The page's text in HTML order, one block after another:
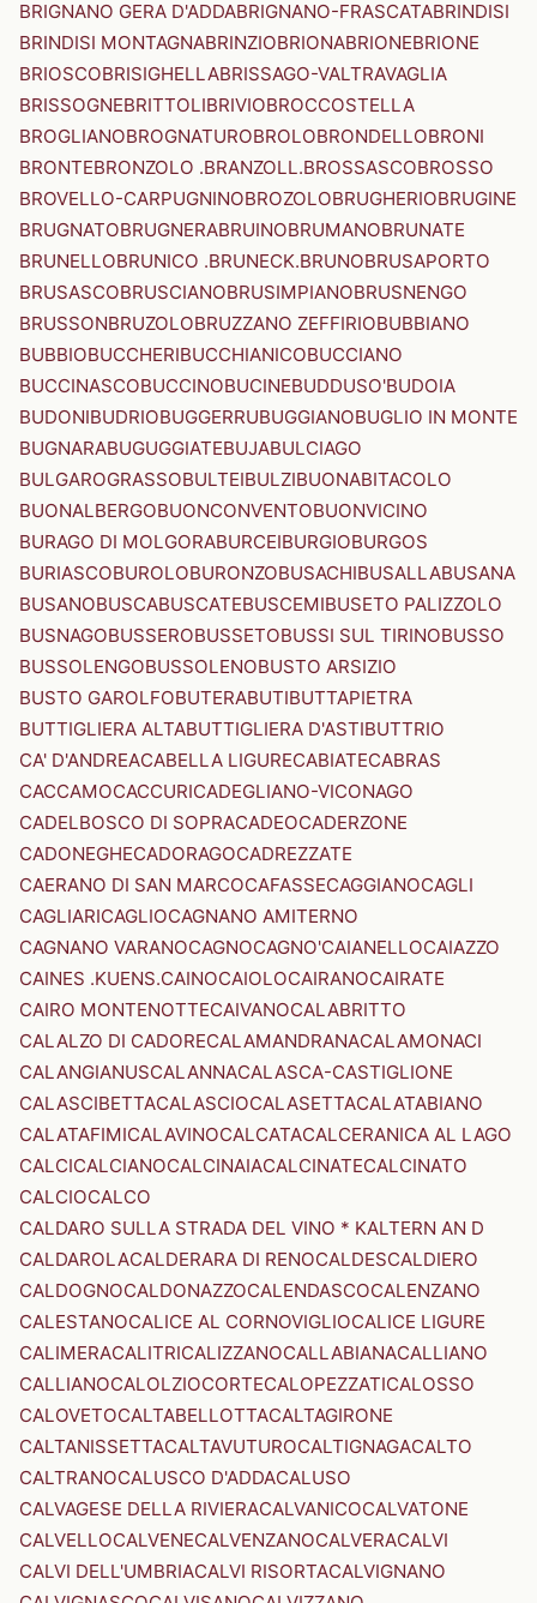
BRIGNANO GERA D'ADDABRIGNANO-FRASCATABRINDISI
BRINDISI MONTAGNABRINZIOBRIONABRIONEBRIONE
BRIOSCOBRISIGHELLABRISSAGO-VALTRAVAGLIA
BRISSOGNEBRITTOLIBRIVIOBROCCOSTELLA
BROGLIANOBROGNATUROBROLOBRONDELLOBRONI
BRONTEBRONZOLO .BRANZOLL.BROSSASCOBROSSO
BROVELLO-CARPUGNINOBROZOLOBRUGHERIOBRUGINE
BRUGNATOBRUGNERABRUINOBRUMANOBRUNATE
BRUNELLOBRUNICO .BRUNECK.BRUNOBRUSAPORTO
BRUSASCOBRUSCIANOBRUSIMPIANOBRUSNENGO
BRUSSONBRUZOLOBRUZZANO ZEFFIRIOBUBBIANO
BUBBIOBUCCHERIBUCCHIANICOBUCCIANO
BUCCINASCOBUCCINOBUCINEBUDDUSO'BUDOIA
BUDONIBUDRIOBUGGERRUBUGGIANOBUGLIO IN MONTE
BUGNARABUGUGGIATEBUJABULCIAGO
BULGAROGRASSOBULTEIBULZIBUONABITACOLO
BUONALBERGOBUONCONVENTOBUONVICINO
BURAGO DI MOLGORABURCEIBURGIOBURGOS
BURIASCOBUROLOBURONZOBUSACHIBUSALLABUSANA
BUSANOBUSCABUSCATEBUSCEMIBUSETO PALIZZOLO
BUSNAGOBUSSEROBUSSETOBUSSI SUL TIRINOBUSSO
BUSSOLENGOBUSSOLENOBUSTO ARSIZIO
BUSTO GAROLFOBUTERABUTIBUTTAPIETRA
BUTTIGLIERA ALTABUTTIGLIERA D'ASTIBUTTRIO
CA' D'ANDREACABELLA LIGURECABIATECABRAS
CACCAMOCACCURICADEGLIANO-VICONAGO
CADELBOSCO DI SOPRACADEOCADERZONE
CADONEGHECADORAGOCADREZZATE
CAERANO DI SAN MARCOCAFASSECAGGIANOCAGLI
CAGLIARICAGLIOCAGNANO AMITERNO
CAGNANO VARANOCAGNOCAGNO'CAIANELLOCAIAZZO
CAINES .KUENS.CAINOCAIOLOCAIRANOCAIRATE
CAIRO MONTENOTTECAIVANOCALABRITTO
CALALZO DI CADORECALAMANDRANACALAMONACI
CALANGIANUSCALANNACALASCA-CASTIGLIONE
CALASCIBETTACALASCIOCALASETTACALATABIANO
CALATAFIMICALAVINOCALCATACALCERANICA AL LAGO
CALCICALCIANOCALCINAIACALCINATECALCINATO
CALCIOCALCO
CALDARO SULLA STRADA DEL VINO * KALTERN AN D
CALDAROLACALDERARA DI RENOCALDESCALDIERO
CALDOGNOCALDONAZZOCALENDASCOCALENZANO
CALESTANOCALICE AL CORNOVIGLIOCALICE LIGURE
CALIMERACALITRICALIZZANOCALLABIANACALLIANO
CALLIANOCALOLZIOCORTECALOPEZZATICALOSSO
CALOVETOCALTABELLOTTACALTAGIRONE
CALTANISSETTACALTAVUTUROCALTIGNAGACALTO
CALTRANOCALUSCO D'ADDACALUSO
CALVAGESE DELLA RIVIERACALVANICOCALVATONE
CALVELLOCALVENECALVENZANOCALVERACALVI
CALVI DELL'UMBRIACALVI RISORTACALVIGNANO